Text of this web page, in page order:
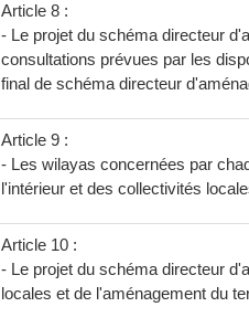
Article 8 :
- Le projet du schéma directeur
consultations prévues par les
final de schéma directeur
Article 9 :
- Les wilayas concernées par
l'intérieur et des collectivités
Article 10 :
- Le projet du schéma directeur
locales et de l'aménagement du